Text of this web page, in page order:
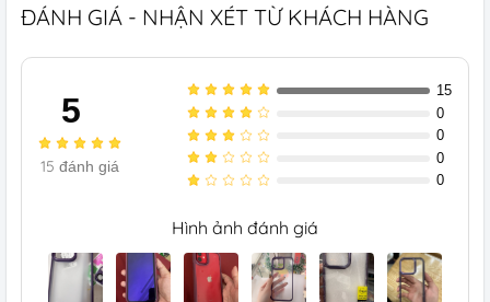
ĐÁNH GIÁ - NHẬN XÉT TỪ KHÁCH HÀNG
5
15 đánh giá
15
0
0
0
0
Hình ảnh đánh giá